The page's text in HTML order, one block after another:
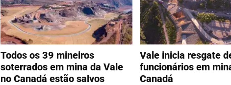
Todos os 39 mineiros
soterrados em mina da Vale
no Canadá estão salvos
Vale inicia resgate
funcionários em
Canadá